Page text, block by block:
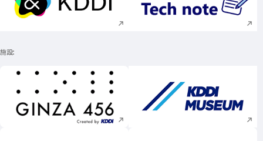
新規ウィンドウで開く 新規ウィンドウで
施設
新規ウィンドウで開く 新規ウィンドウで